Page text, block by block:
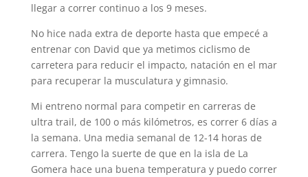
llegar a correr continuo a los 9 meses.
No hice nada extra de deporte hasta que empecé a
entrenar con David que ya metimos ciclismo de
carretera para reducir el impacto, natación en el mar
para recuperar la musculatura y gimnasio.
Mi entreno normal para competir en carreras de
ultra trail, de 100 o más kilómetros, es correr 6 días a
la semana. Una media semanal de 12-14 horas de
carrera. Tengo la suerte de que en la isla de La
Gomera hace una buena temperatura y puedo correr